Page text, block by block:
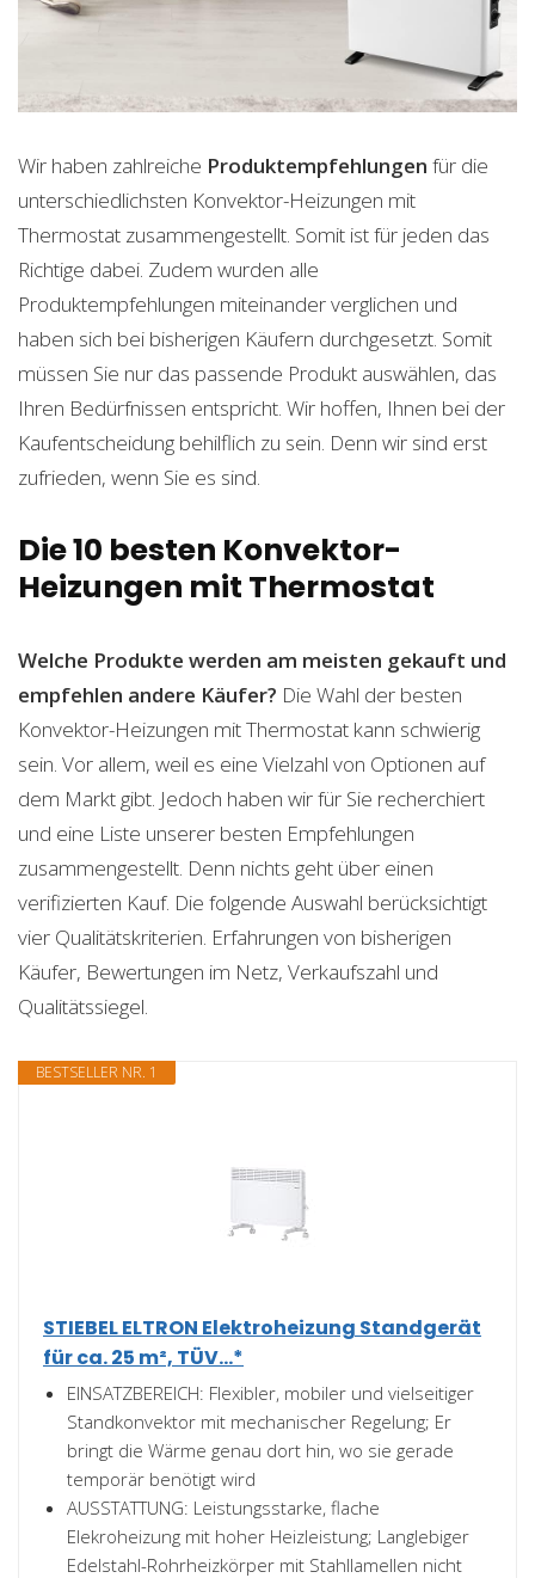
Wir haben zahlreiche Produktempfehlungen für die
unterschiedlichsten Konvektor-Heizungen mit
Thermostat zusammengestellt. Somit ist für jeden das
Richtige dabei. Zudem wurden alle
Produktempfehlungen miteinander verglichen und
haben sich bei bisherigen Käufern durchgesetzt. Somit
müssen Sie nur das passende Produkt auswählen, das
Ihren Bedürfnissen entspricht. Wir hoffen, Ihnen bei der
Kaufentscheidung behilflich zu sein. Denn wir sind erst
zufrieden, wenn Sie es sind.
Die 10 besten Konvektor-
Heizungen mit Thermostat
Welche Produkte werden am meisten gekauft und
empfehlen andere Käufer? Die Wahl der besten
Konvektor-Heizungen mit Thermostat kann schwierig
sein. Vor allem, weil es eine Vielzahl von Optionen auf
dem Markt gibt. Jedoch haben wir für Sie recherchiert
und eine Liste unserer besten Empfehlungen
zusammengestellt. Denn nichts geht über einen
verifizierten Kauf. Die folgende Auswahl berücksichtigt
vier Qualitätskriterien. Erfahrungen von bisherigen
Käufer, Bewertungen im Netz, Verkaufszahl und
Qualitätssiegel.
BESTSELLER NR. 1
STIEBEL ELTRON Elektroheizung Standgerät
für ca. 25 m², TÜV...*
EINSATZBEREICH: Flexibler, mobiler und vielseitiger
Standkonvektor mit mechanischer Regelung; Er
bringt die Wärme genau dort hin, wo sie gerade
temporär benötigt wird
AUSSTATTUNG: Leistungsstarke, flache
Elekroheizung mit hoher Heizleistung; Langlebiger
Edelstahl-Rohrheizkörper mit Stahllamellen nicht